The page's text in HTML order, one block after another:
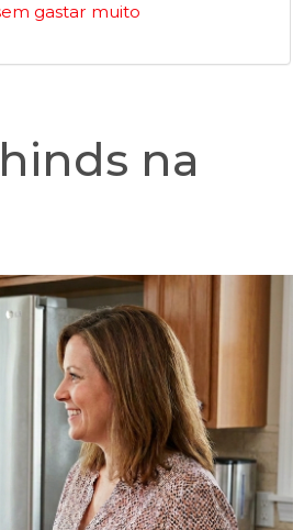
gastar muito
na